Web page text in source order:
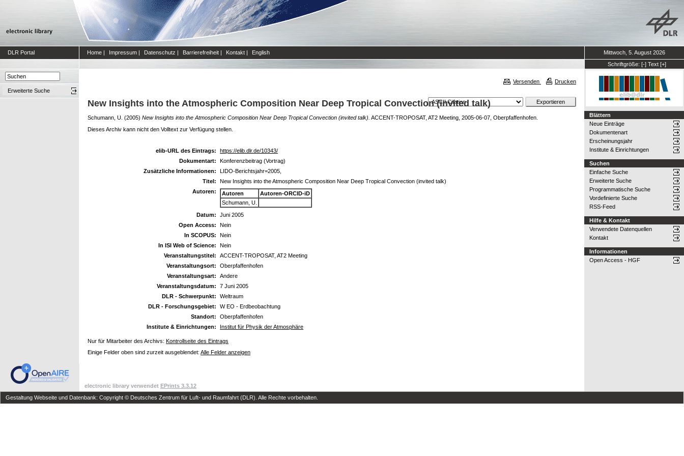
DLR Portal Home | Impressum | Datenschutz | Barrierefreiheit | Kontakt | English
Mittwoch, 5. August 2026
Schriftgröße: [-] Text [+]
Erweiterte Suche
Versenden Drucken
New Insights into the Atmospheric Composition Near Deep Tropical Convection (invited talk)
Schumann, U. (2005) New Insights into the Atmospheric Composition Near Deep Tropical Convection (invited talk). ACCENT-TROPOSAT, AT2 Meeting, 2005-06-07, Oberpfaffenhofen.
Dieses Archiv kann nicht den Volltext zur Verfügung stellen.
elib-URL des Eintrags:
https://elib.dlr.de/10343/
Dokumentart:
Konferenzbeitrag (Vortrag)
Zusätzliche Informationen:
LIDO-Berichtsjahr=2005,
Titel:
New Insights into the Atmospheric Composition Near Deep Tropical Convection (invited talk)
Autoren:
Autoren
Autoren-ORCID-iD
Schumann, U.
Datum:
Juni 2005
Open Access:
Nein
In SCOPUS:
Nein
In ISI Web of Science:
Nein
Veranstaltungstitel:
ACCENT-TROPOSAT, AT2 Meeting
Veranstaltungsort:
Oberpfaffenhofen
Veranstaltungsart:
Andere
Veranstaltungsdatum:
7 Juni 2005
DLR - Schwerpunkt:
Weltraum
DLR - Forschungsgebiet:
W EO - Erdbeobachtung
Standort:
Oberpfaffenhofen
Institute & Einrichtungen:
Institut für Physik der Atmosphäre
Nur für Mitarbeiter des Archivs: Kontrollseite des Eintrags
Einige Felder oben sind zurzeit ausgeblendet: Alle Felder anzeigen
Blättern
Neue Einträge
Dokumentenart
Erscheinungsjahr
Institute & Einrichtungen
Suchen
Einfache Suche
Erweiterte Suche
Programmatische Suche
Vordefinierte Suche
RSS-Feed
Hilfe & Kontakt
Verwendete Datenquellen
Kontakt
Informationen
Open Access - HGF
electronic library verwendet EPrints 3.3.12
Gestaltung Webseite und Datenbank: Copyright © Deutsches Zentrum für Luft- und Raumfahrt (DLR). Alle Rechte vorbehalten.